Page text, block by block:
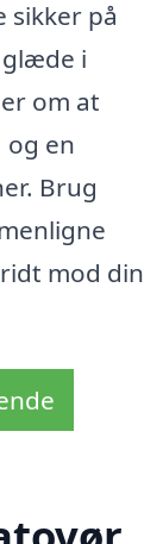
på
i
om at
en
Brug
mod din